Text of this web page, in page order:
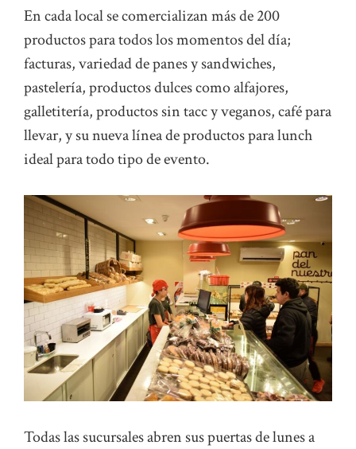
En cada local se comercializan más de 200
productos para todos los momentos del día;
facturas, variedad de panes y sandwiches,
pastelería, productos dulces como alfajores,
galletitería, productos sin tacc y veganos, café para
llevar, y su nueva línea de productos para lunch
ideal para todo tipo de evento.
Todas las sucursales abren sus puertas de lunes a